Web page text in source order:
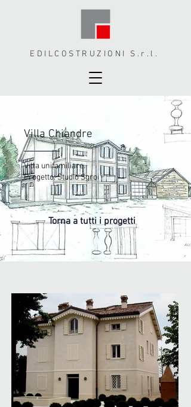
EDILCOSTRUZIONI S.r.l.
Villa Chiandre
Villa unifamiliare.
Progetto: Studio Sgroi
Torna a tutti i progetti